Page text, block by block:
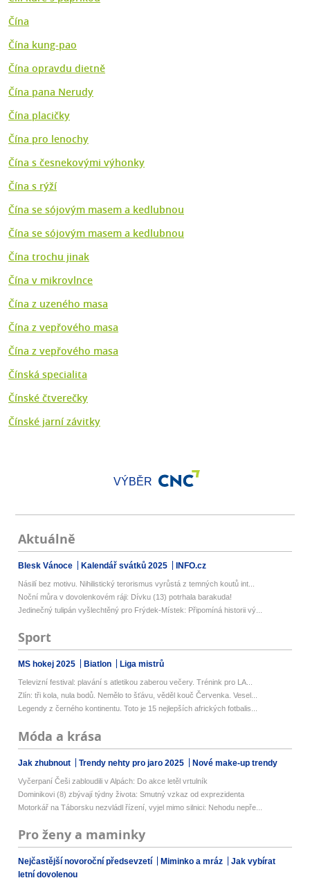
Čína
Čína kung-pao
Čína opravdu dietně
Čína pana Nerudy
Čína placičky
Čína pro lenochy
Čína s česnekovými výhonky
Čína s rýží
Čína se sójovým masem a kedlubnou
Čína se sójovým masem a kedlubnou
Čína trochu jinak
Čína v mikrovlnce
Čína z uzeného masa
Čína z vepřového masa
Čína z vepřového masa
Čínská specialita
Čínské čtverečky
Čínské jarní závitky
VÝBĚR
Aktuálně
Blesk Vánoce Kalendář svátků 2025 INFO.cz
Násilí bez motivu. Nihilistický terorismus vyrůstá z temných koutů int...
Noční můra v dovolenkovém ráji: Dívku (13) potrhala barakuda!
Jedinečný tulipán vyšlechtěný pro Frýdek-Místek: Připomíná historii vý...
Sport
MS hokej 2025 Biatlon Liga mistrů
Televizní festival: plavání s atletikou zaberou večery. Trénink pro LA...
Zlín: tři kola, nula bodů. Nemělo to šťávu, věděl kouč Červenka. Vesel...
Legendy z černého kontinentu. Toto je 15 nejlepších afrických fotbalis...
Móda a krása
Jak zhubnout Trendy nehty pro jaro 2025 Nové make-up trendy
Vyčerpaní Češi zabloudili v Alpách: Do akce letěl vrtulník
Dominikovi (8) zbývají týdny života: Smutný vzkaz od exprezidenta
Motorkář na Táborsku nezvládl řízení, vyjel mimo silnici: Nehodu nepře...
Pro ženy a maminky
Nejčastější novoroční předsevzetí Miminko a mráz
Jak vybírat
letní dovolenou